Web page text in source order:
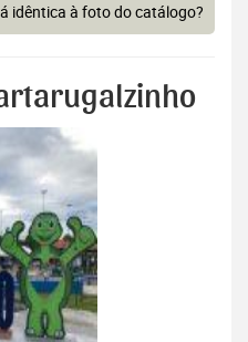
idêntica à foto do catálogo?